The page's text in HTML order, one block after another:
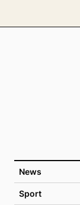
News
Sport